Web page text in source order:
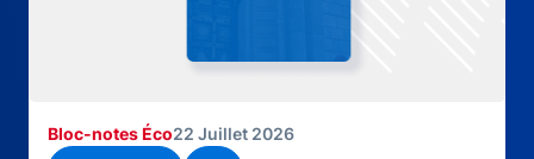
Bloc-notes Éco22 Juillet 2026